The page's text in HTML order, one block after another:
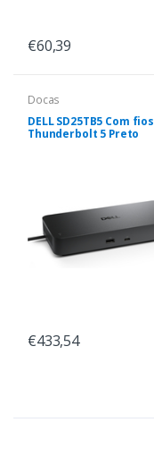
€60,39
Docas
DELL SD25TB5 Com fios
Thunderbolt 5 Preto
€433,54